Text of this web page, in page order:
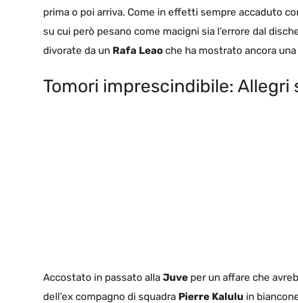
prima o poi arriva. Come in effetti sempre accaduto
su cui però pesano come macigni sia l’errore dal
divorate da un Rafa Leao che ha mostrato ancora
Tomori imprescindibile: Allegri
Accostato in passato alla Juve per un affare che
dell’ex compagno di squadra Pierre Kalulu in